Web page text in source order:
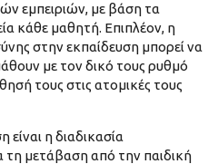
εμπειριών, με βάση τα
κάθε μαθητή. Επιπλέον, η
στην εκπαίδευση μπορεί να
με τον δικό τους ρυθμό
τους στις ατομικές τους
η διαδικασία
τη μετάβαση από την παιδική